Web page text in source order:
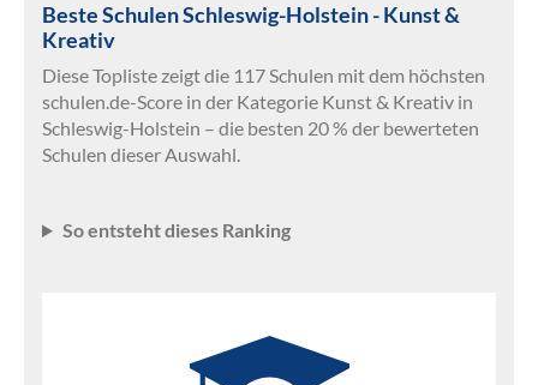
Beste Schulen Schleswig-Holstein - Kunst &
Kreativ
Diese Topliste zeigt die 117 Schulen mit dem höchsten
schulen.de-Score in der Kategorie Kunst & Kreativ in
Schleswig-Holstein – die besten 20 % der bewerteten
Schulen dieser Auswahl.
So entsteht dieses Ranking